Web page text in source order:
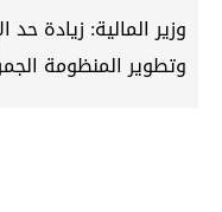
وزير المالية: زيادة
وتطوير المنظومة